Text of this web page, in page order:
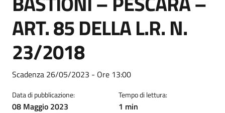
ART. 85 DELLA L.R. N.
23/2018
Dettagli della notizia
Scadenza 26/05/2023 - Ore 13:00
Data di pubblicazione:
08 Maggio 2023
Tempo di lettura:
1 min